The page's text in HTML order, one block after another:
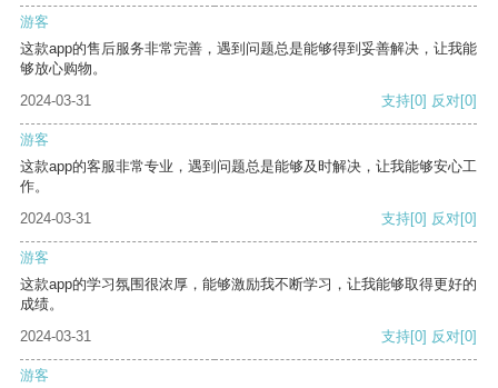
游客
这款app的售后服务非常完善，遇到问题总是能够得到妥善解决，让我能
够放心购物。
2024-03-31
支持[0] 反对[0]
游客
这款app的客服非常专业，遇到问题总是能够及时解决，让我能够安心工
作。
2024-03-31
支持[0] 反对[0]
游客
这款app的学习氛围很浓厚，能够激励我不断学习，让我能够取得更好的
成绩。
2024-03-31
支持[0] 反对[0]
游客